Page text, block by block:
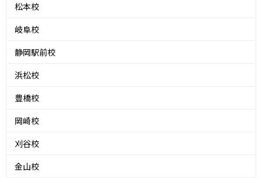
松本校
岐阜校
静岡駅前校
浜松校
豊橋校
岡崎校
刈谷校
金山校